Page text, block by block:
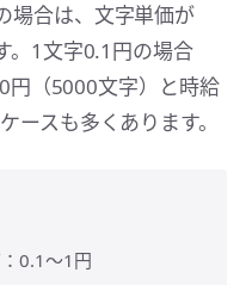
場合は、文字単価が
。1文字0.1円の場合
円（5000文字）と時給
スも多くあります。
0.1〜1円